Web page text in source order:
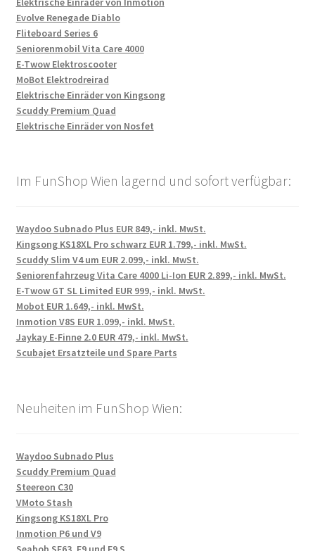
Evolve Renegade Diablo
Fliteboard Series 6
Seniorenmobil Vita Care 4000
E-Twow Elektroscooter
MoBot Elektrodreirad
Elektrische Einräder von Kingsong
Scuddy Premium Quad
Elektrische Einräder von Nosfet
Im FunShop Wien lagernd und sofort verfügbar:
Waydoo Subnado Plus EUR 849,- inkl. MwSt.
Kingsong KS18XL Pro schwarz EUR 1.799,- inkl. MwSt.
Scuddy Slim V4 um EUR 2.099,- inkl. MwSt.
Seniorenfahrzeug Vita Care 4000 Li-Ion EUR 2.899,- inkl. MwSt.
E-Twow GT SL Limited EUR 999,- inkl. MwSt.
Mobot EUR 1.649,- inkl. MwSt.
Inmotion V8S EUR 1.099,- inkl. MwSt.
Jaykay E-Finne 2.0 EUR 479,- inkl. MwSt.
Scubajet Ersatzteile und Spare Parts
Neuheiten im FunShop Wien:
Waydoo Subnado Plus
Scuddy Premium Quad
Steereon C30
VMoto Stash
Kingsong KS18XL Pro
Inmotion P6 und V9